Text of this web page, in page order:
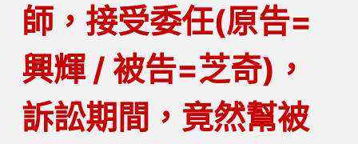
師，接受委任(原告=
興輝 / 被告=芝奇)，
訴訟期間，竟然幫被